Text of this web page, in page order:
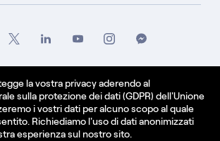
la vostra privacy aderendo al
sulla protezione dei dati (GDPR) dell'Unione
i vostri dati per alcuno scopo al quale
Richiediamo l'uso di dati anonimizzati
esperienza sul nostro sito.